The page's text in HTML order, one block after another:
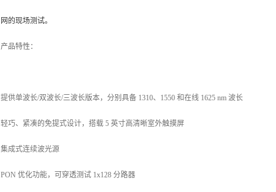
网的现场测试。
产品特性：
提供单波长/双波长/三波长版本，分别具备 1310、1550 和在线 1625 nm 波长
轻巧、紧凑的免提式设计，搭载 5 英寸高清晰室外触摸屏
集成式连续波光源
PON 优化功能，可穿透测试 1x128 分路器